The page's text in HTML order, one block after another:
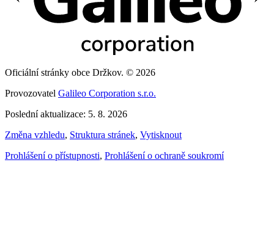
Oficiální stránky obce Držkov. © 2026
Provozovatel Galileo Corporation s.r.o.
Poslední aktualizace: 5. 8. 2026
Změna vzhledu, Struktura stránek, Vytisknout
Prohlášení o přístupnosti, Prohlášení o ochraně soukromí